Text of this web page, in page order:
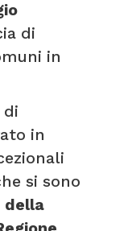
di
in
di
in
si sono
della